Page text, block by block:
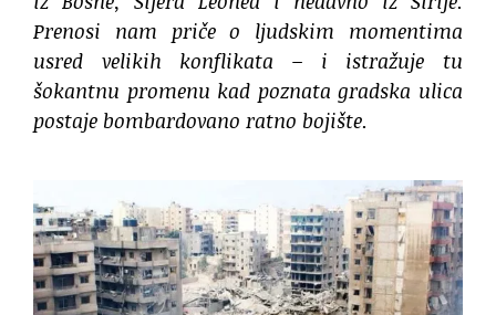
Prenosi nam priče o ljudskim momentima
usred velikih konflikata – i istražuje tu
šokantnu promenu kad poznata gradska ulica
postaje bombardovano ratno bojište.